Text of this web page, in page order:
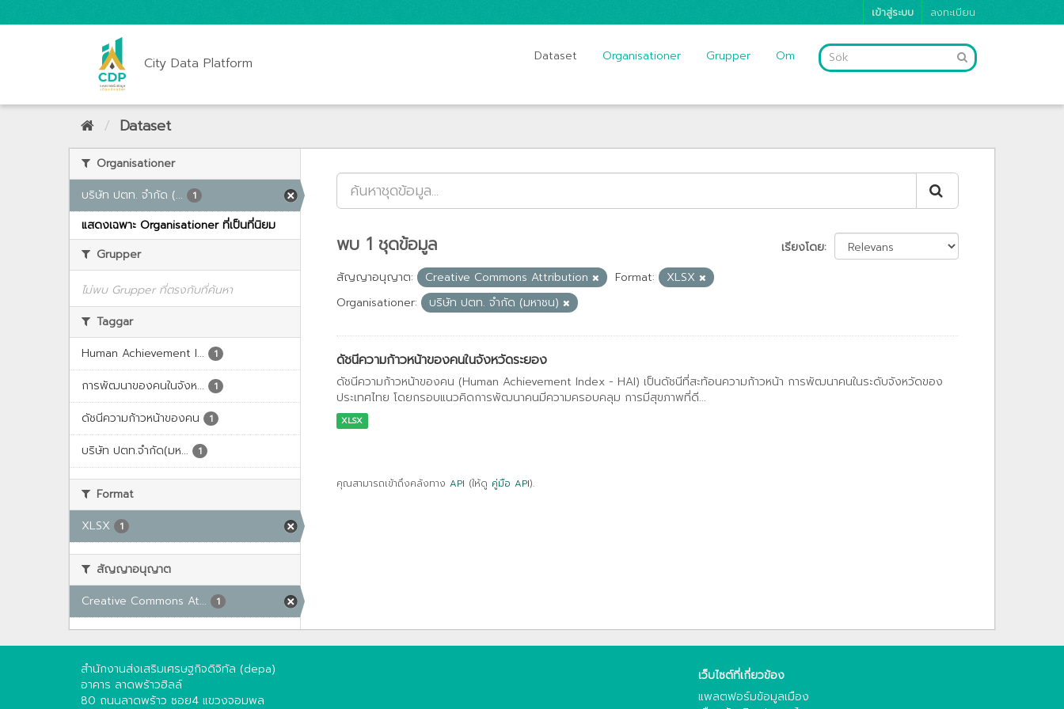
เข้าสู่ระบบ ลงทะเบียน
City Data Platform Dataset Organisationer Grupper Om
Dataset
Organisationer
บริษัท ปตท. จำกัด (...
1
แสดงเฉพาะ Organisationer ที่เป็นที่นิยม
Grupper
ไม่พบ Grupper ที่ตรงกับที่ค้นหา
Taggar
Human Achievement I...
1
การพัฒนาของคนในจังห... 1
ดัชนีความก้าวหน้าของคน 1
บริษัท ปตท.จำกัด(มห... 1
Format
XLSX
1
สัญญาอนุญาต
Creative Commons At...
1
เรียงโดย
พบ 1 ชุดข้อมูล
สัญญาอนุญาต: Creative Commons Attribution Format:
XLSX
Organisationer:
บริษัท ปตท. จำกัด (มหาชน)
ดัชนีความก้าวหน้าของคนในจังหวัดระยอง
ดัชนีความก้าวหน้าของคน (Human Achievement Index - HAI) เป็นดัชนีที่สะท้อนความก้าวหน้า การพัฒนาคนในระดับจังหวัดของ
ประเทศไทย โดยกรอบแนวคิดการพัฒนาคนมีความครอบคลุม การมีสุขภาพที่ดี...
XLSX
คุณสามารถเข้าถึงคลังทาง API (ให้ดู คู่มือ API).
สำนักงานส่งเสริมเศรษฐกิจดิจิทัล (depa)
อาคาร ลาดพร้าวฮิลล์
80 ถนนลาดพร้าว ซอย4 แขวงจอมพล
เว็บไซต์ที่เกี่ยวข้อง
แพลตฟอร์มข้อมูลเมือง